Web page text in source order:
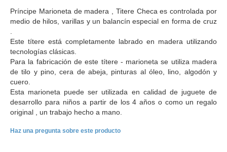
Príncipe Marioneta de madera , Titere Checa es controlada por
medio de hilos, varillas y un balancín especial en forma de cruz
Este títere está completamente labrado en madera utilizando
tecnologías clásicas.
Para la fabricación de este títere - marioneta se utiliza madera
de tilo y pino, cera de abeja, pinturas al óleo, lino, algodón y
cuero.
Esta marioneta puede ser utilizada en calidad de juguete de
desarrollo para niños a partir de los 4 años o como un regalo
original , un trabajo hecho a mano.
Haz una pregunta sobre este producto